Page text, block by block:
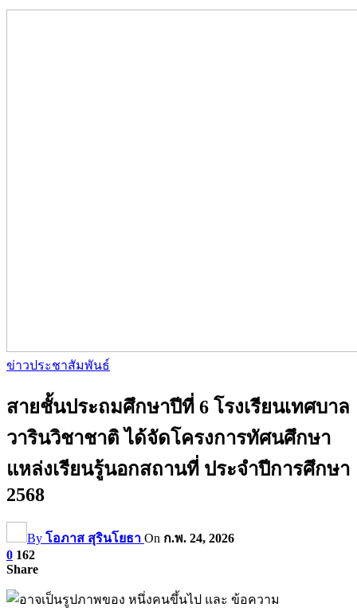
ข่าวประชาสัมพันธ์
สายชั้นประถมศึกษาปีที่ 6 โรงเรียนเทศบาล
วารินวิชาชาติ ได้จัดโครงการทัศนศึกษา
แหล่งเรียนรู้นอกสถานที่ ประจำปีการศึกษา
2568
By โอภาส สุรินโยธา On ก.พ. 24, 2026
0 162
Share